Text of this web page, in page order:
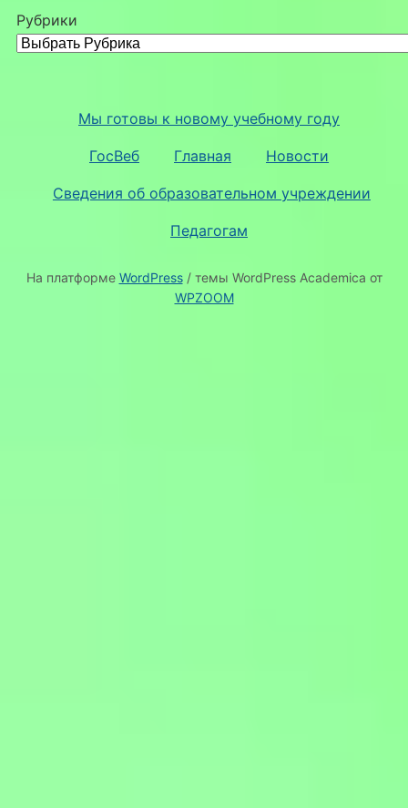
Рубрики
Мы готовы к новому учебному году
ГосВеб Главная Новости
Сведения об образовательном учреждении
Педагогам
На платформе WordPress/ темы WordPress Academica от
WPZOOM